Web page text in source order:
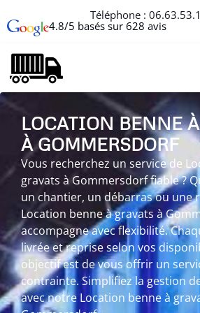
Téléphone :
4.8/5 basés sur 628 avis
LOCATION BENNE
À GOMMERSDORF
Vous recherchez un service de
gravats à Gommersdorf fiable ?
un chantier, un débarras ou une
Location benne à gravats à
accompagne avec flexibilité.
livrée et reprise selon vos
objectif est de vous offrir un
contrainte. Simplifiez la gestion
avec notre Location benne à